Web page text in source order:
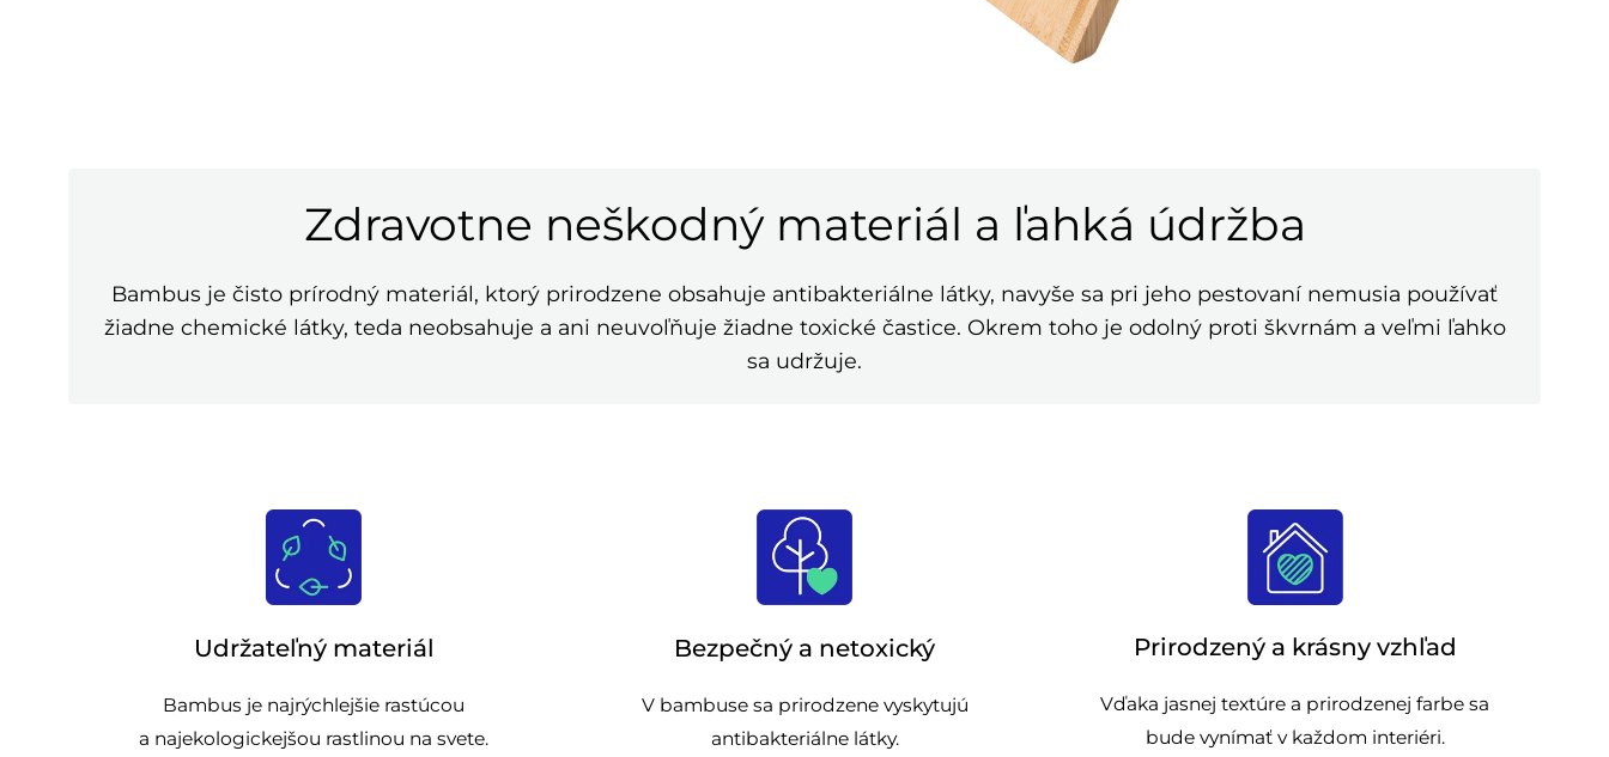
Zdravotne neškodný materiál a ľahká údržba
Bambus je čisto prírodný materiál, ktorý prirodzene obsahuje antibakteriálne látky, navyše sa pri jeho pestovaní nemusia používať
žiadne chemické látky, teda neobsahuje a ani neuvoľňuje žiadne toxické častice. Okrem toho je odolný proti škvrnám a veľmi ľahko
sa udržuje.
Udržateľný materiál
Bambus je najrýchlejšie rastúcou
a najekologickejšou rastlinou na svete.
Bezpečný a netoxický
V bambuse sa prirodzene vyskytujú
antibakteriálne látky.
Prirodzený a krásny vzhľad
Vďaka jasnej textúre a prirodzenej farbe sa
bude vynímať v každom interiéri.